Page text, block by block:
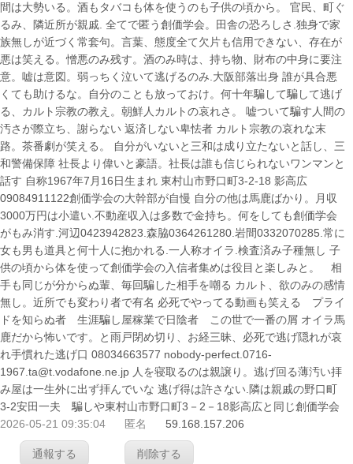
間は大勢いる。酒もタバコも体を使うのも子供の頃から。 官民、町ぐ
るみ、隣近所が親戚. 全てで匿う創価学会。田舎の恐ろしさ.独身で家
族無しが近づく常套句。言葉、態度全て欠片も信用できない、存在が
悪は笑える。憎悪のみ残す。酒のみ時は、持ち物、財布の中身に要注
意。嘘は意図。弱っちく泣いて逃げるのみ.大阪部落出身 誰が具合悪
くても助けるな。自分のことも放っておけ。何十年騙して騙して逃げ
る、カルト宗教の教え。朝鮮人カルトの哀れさ。 嘘ついて騙す人間の
汚さが際立ち、謝らない 返済しない卑怯者 カルト宗教の哀れな末
路。茶番劇が笑える。 自分がいないと三和は成り立たないと話し、三
和警備保障 社長より偉いと豪語。社長は誰も信じられないワンマンと
話す 自称1967年7月16日生まれ 東村山市野口町3-2-18 影高広
09084911122創価学会の大幹部が自慢 自分の他は馬鹿ばかり。月収
3000万円は小遣い.不動産収入は多数で金持ち。何をしても創価学会
がもみ消す.河辺0423942823.森脇0364261280.岩間0332070285.常に
女も男も道具と何十人に抱かれる.一人称オイラ.検査済み子種無し 子
供の頃から体を使って創価学会の入信者集めは役目と楽しみと。 相
手も同じが分からぬ輩、毎回騙した相手を嘲る カルト、欲のみの感情
無し。近所でも変わり者で有名 必死でやってる動画も笑える プライ
ドを知らぬ者 生涯騙し屋稼業で日陰者 この世で一番の屑 オイラ馬
鹿だから怖いです。と雨戸閉め切り、お経三昧、必死で逃げ隠れが哀
れ手慣れた逃げ口 08034663577 nobody-perfect.0716-
1967.ta@t.vodafone.ne.jp 人を寝取るのは親譲り。逃げ回る薄汚い拝
み屋は一生外に出ず拝んでいな 逃げ得は許さない.隣は親戚の野口町
3-2安田一夫 騙しや東村山市野口町3－2－18影高広と同じ創価学会
2026-05-21 09:35:04
匿名 59.168.157.206
通報する 削除する